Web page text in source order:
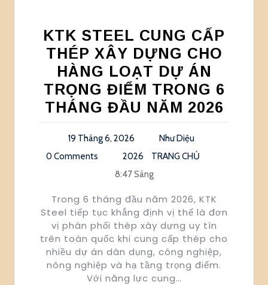
KTK STEEL CUNG CẤP
THÉP XÂY DỰNG CHO
HÀNG LOẠT DỰ ÁN
TRỌNG ĐIỂM TRONG 6
THÁNG ĐẦU NĂM 2026
19 Tháng 6, 2026
Như Diệu
0 Comments
2026
TRANG CHỦ
8:47 Sáng
Trong 6 tháng đầu năm 2026, KTK
Steel tiếp tục khẳng định vị thế là đơn
vị phân phối thép xây dựng uy tín
trên toàn quốc khi cung cấp thép cho
nhiều dự án dân dụng, công nghiệp,
nông nghiệp và hạ tầng trọng điểm.
Với năng lực cung…